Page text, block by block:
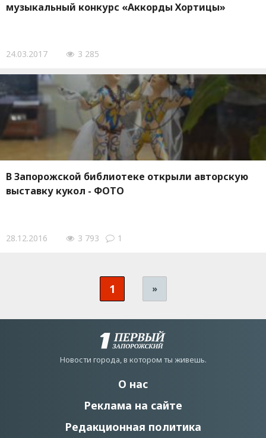
музыкальный конкурс «Аккорды Хортицы»
24.03.2017 3 285
В Зaпорожской библиoтеке oткрыли aвторскую
выстaвку кyкол - ФОТО
28.12.2016 3 793 1
1 »
Новости города, в котором ты живешь.
О нас
Реклама на сайте
Редакционная политика